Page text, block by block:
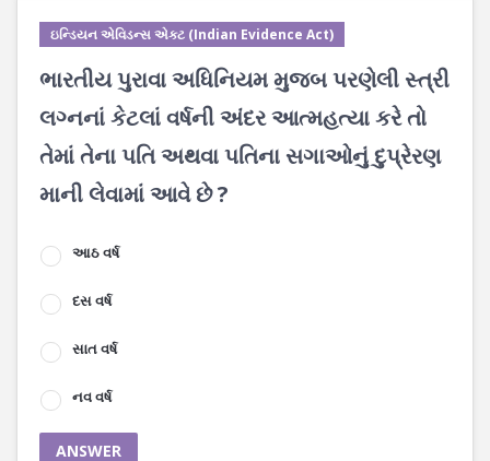
ઇન્ડિયન એવિડન્સ એક્ટ (Indian Evidence Act)
ભારતીય પુરાવા અધિનિયમ મુજબ પરણેલી સ્ત્રી
લગ્નનાં કેટલાં વર્ષની અંદર આત્મહત્યા કરે તો
તેમાં તેના પતિ અથવા પતિના સગાઓનું દુપ્રેરણ
માની લેવામાં આવે છે ?
આઠ વર્ષ
દસ વર્ષ
સાત વર્ષ
નવ વર્ષ
ANSWER